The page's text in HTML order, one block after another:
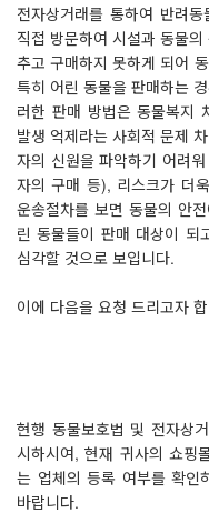
전자상거래를 통하여 반려
직접 방문하여 시설과 동물
추고 구매하지 못하게 되어
특히 어린 동물을 판매하는
러한 판매 방법은 동물복지
발생 억제라는 사회적 문제
자의 신원을 파악하기 어려
자의 구매 등), 리스크가 더
운송절차를 보면 동물의 안
린 동물들이 판매 대상이 되
심각할 것으로 보입니다.
이에 다음을 요청 드리고자
현행 동물보호법 및 전자상
시하시여, 현재 귀사의 쇼핑
는 업체의 등록 여부를 확인
바랍니다.